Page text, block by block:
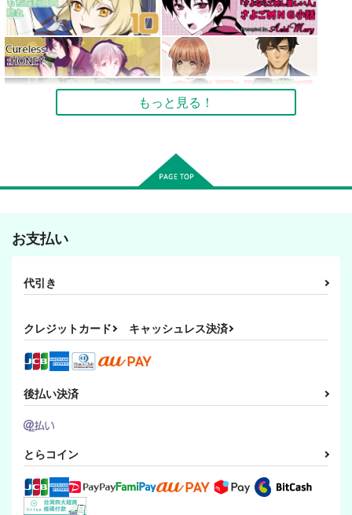
もっと見る！
お支払い
代引き
クレジットカード キャッシュレス決済
後払い決済
とらコイン